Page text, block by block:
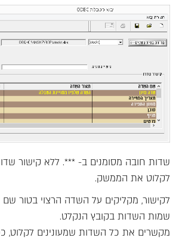
שדות חובה מסומנים ב- ***. ללא קישור
לקלוט את הממשק.
לקישור, מקליקים על השדה הרצוי בטור שם
שמות השדות בקובץ הנקלט.
מקשרים את כל השדות שמעונינים לקלוט,